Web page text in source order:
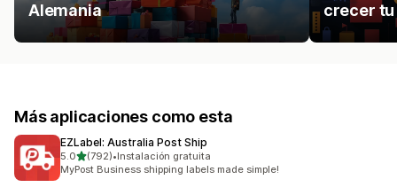
Alemania
crecer
Más aplicaciones como esta
EZLabel: Australia Post Ship
5.0de 5 estrellas
(792)
792 reseñas en total
•Instalación gratuita
MyPost Business shipping labels made simple!